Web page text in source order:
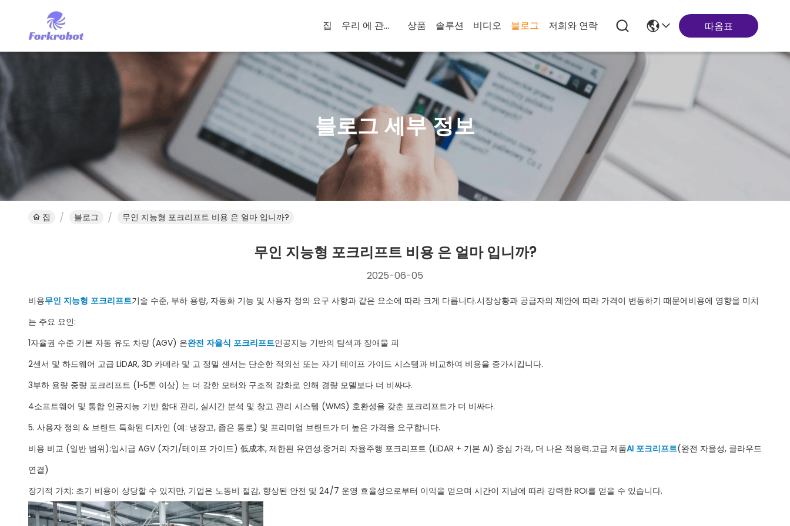
집 우리 에 관한 것 상품 솔루션 비디오 블로그 저희와 연락 따옴표
블로그 세부 정보
집 블로그 무인 지능형 포크리프트 비용 은 얼마 입니까?
무인 지능형 포크리프트 비용 은 얼마 입니까?
2025-06-05
비용무인 지능형 포크리프트기술 수준, 부하 용량, 자동화 기능 및 사용자 정의 요구 사항과 같은 요소에 따라 크게 다릅니다.시장상황과 공급자의 제안에 따라 가격이 변동하기 때문에비용에 영향을 미치
는 주요 요인:
1자율권 수준 기본 자동 유도 차량 (AGV) 은완전 자율식 포크리프트인공지능 기반의 탐색과 장애물 피
2센서 및 하드웨어 고급 LiDAR, 3D 카메라 및 고 정밀 센서는 단순한 적외선 또는 자기 테이프 가이드 시스템과 비교하여 비용을 증가시킵니다.
3부하 용량 중량 포크리프트 (1~5톤 이상) 는 더 강한 모터와 구조적 강화로 인해 경량 모델보다 더 비싸다.
4소프트웨어 및 통합 인공지능 기반 함대 관리, 실시간 분석 및 창고 관리 시스템 (WMS) 호환성을 갖춘 포크리프트가 더 비싸다.
5. 사용자 정의 & 브랜드 특화된 디자인 (예: 냉장고, 좁은 통로) 및 프리미엄 브랜드가 더 높은 가격을 요구합니다.
비용 비교 (일반 범위):입시급 AGV (자기/테이프 가이드) 低成本, 제한된 유연성.중거리 자율주행 포크리프트 (LiDAR + 기본 AI) 중심 가격, 더 나은 적응력.고급 제품AI 포크리프트(완전 자율성, 클라우드
연결)
장기적 가치: 초기 비용이 상당할 수 있지만, 기업은 노동비 절감, 향상된 안전 및 24/7 운영 효율성으로부터 이익을 얻으며 시간이 지남에 따라 강력한 ROI를 얻을 수 있습니다.